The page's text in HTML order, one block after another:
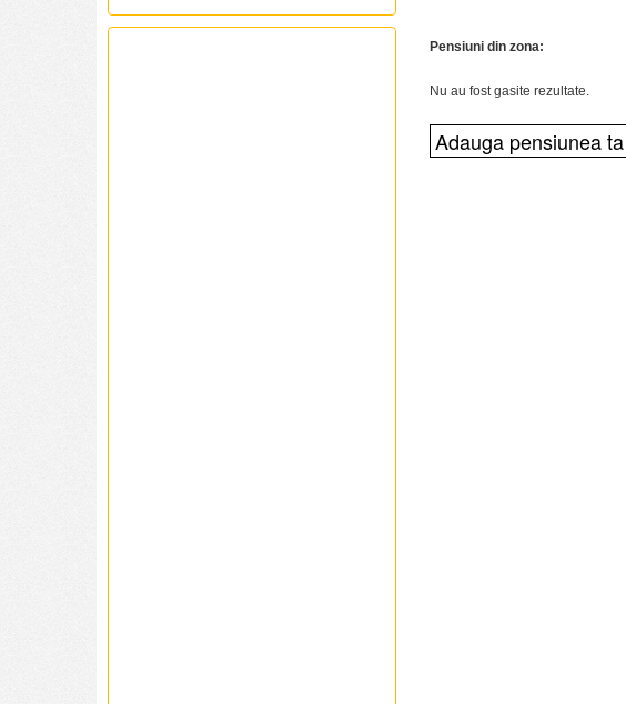
Pensiuni din zona:
Nu au fost gasite rezultate.